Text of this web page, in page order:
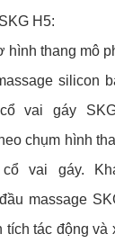
H5:
hình thang mô
silicon
cổ vai gáy
chụm hình
vai gáy.
massage
tích tác động và